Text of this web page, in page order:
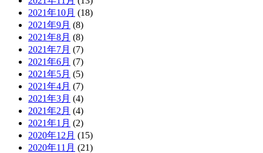
2021年10月 (18)
2021年9月 (8)
2021年8月 (8)
2021年7月 (7)
2021年6月 (7)
2021年5月 (5)
2021年4月 (7)
2021年3月 (4)
2021年2月 (4)
2021年1月 (2)
2020年12月 (15)
2020年11月 (21)